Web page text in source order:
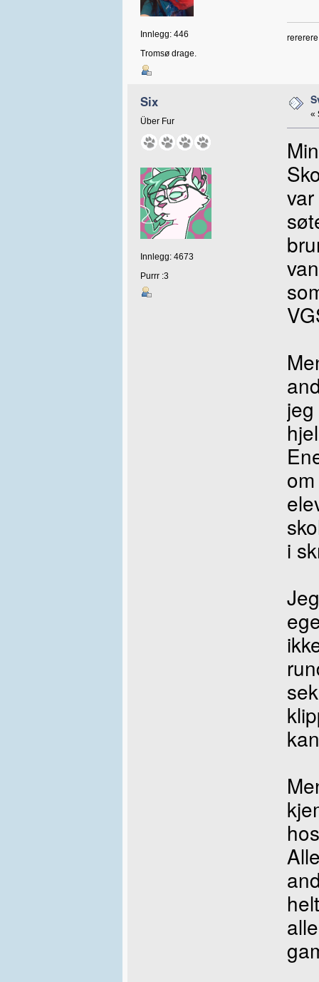
Innlegg: 446
Tromsø drage.
Six
Über Fur
Innlegg: 4673
Purrr :3
«
i